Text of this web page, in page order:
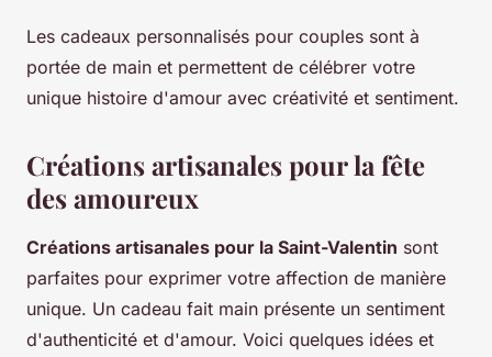
Les cadeaux personnalisés pour couples sont à
portée de main et permettent de célébrer votre
unique histoire d'amour avec créativité et sentiment.
Créations artisanales pour la fête
des amoureux
Créations artisanales pour la Saint-Valentin sont
parfaites pour exprimer votre affection de manière
unique. Un cadeau fait main présente un sentiment
d'authenticité et d'amour. Voici quelques idées et